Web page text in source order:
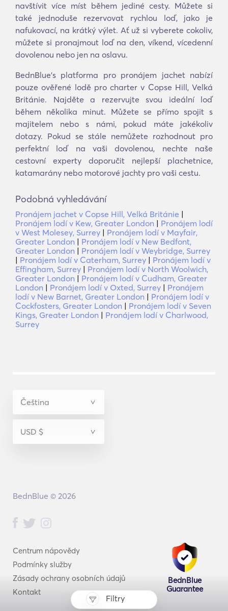
Filtry
navštívit více míst během jediné cesty. Můžete si
také jednoduše rezervovat rychlou loď, jako je
nafukovací, na krátký výlet. Ať už si vyberete cokoliv,
můžete si pronajmout loď na den, víkend, vícedenní
dovolenou nebo jen na oslavu.
BednBlue's platforma pro pronájem jachet nabízí
pouze ověřené lodě pro charter v Copse Hill, Velká
Británie. Najděte a rezervujte svou ideální loď
během několika minut. Můžete se přímo spojit s
majitelem nebo s námi, pokud máte jakékoliv
dotazy. Pokud se stále nemůžete rozhodnout pro
perfektní loď na vaši dovolenou, nechte naše
cestovní experty doporučit nejlepší plachetnice,
katamarány nebo motorové jachty pro vaši cestu.
Podobná vyhledávání
Pronájem jachet v Copse Hill, Velká Británie |
Pronájem lodí v Kew, Greater London | Pronájem lodí
v West Molesey, Surrey | Pronájem lodí v Mayfair,
Greater London | Pronájem lodí v New Bedfont,
Greater London | Pronájem lodí v Weybridge, Surrey
| Pronájem lodí v Caterham, Surrey | Pronájem lodí v
Effingham, Surrey | Pronájem lodí v North Woolwich,
Greater London | Pronájem lodí v Cudham, Greater
London | Pronájem lodí v Oxted, Surrey | Pronájem
lodí v New Barnet, Greater London | Pronájem lodí v
Cockfosters, Greater London | Pronájem lodí v Seven
Kings, Greater London | Pronájem lodí v Charlwood,
Surrey
Centrum nápovědy
Podmínky služby
Zásady ochrany osobních údajů
Kontakt
BednBlue
Guarantee
BednBlue © 2026